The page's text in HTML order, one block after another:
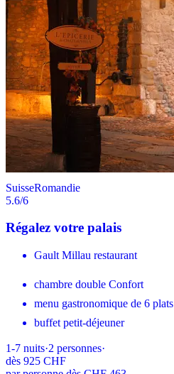
SuisseRomandie
5.6/6
Régalez votre palais
Gault Millau restaurant
chambre double Confort
menu gastronomique de 6 plats
buffet petit-déjeuner
1-7 nuits·2 personnes·
dès 925 CHF